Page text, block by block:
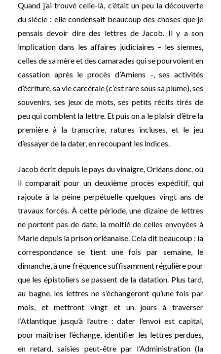
Quand j’ai trouvé celle-là, c’était un peu la découverte
du siècle : elle condensait beaucoup des choses que je
pensais devoir dire des lettres de Jacob. Il y a son
implication dans les affaires judiciaires – les siennes,
celles de sa mère et des camarades qui se pourvoient en
cassation après le procès d’Amiens –, ses activités
d’écriture, sa vie carcérale (c’est rare sous sa plume), ses
souvenirs, ses jeux de mots, ses petits récits tirés de
peu qui comblent la lettre. Et puis on a le plaisir d’être la
première à la transcrire, ratures incluses, et le jeu
d’essayer de la dater, en recoupant les indices.
Jacob écrit depuis le pays du vinaigre, Orléans donc, où
il comparaît pour un deuxième procès expéditif, qui
rajoute à la peine perpétuelle quelques vingt ans de
travaux forcés. À cette période, une dizaine de lettres
ne portent pas de date, la moitié de celles envoyées à
Marie depuis la prison orléanaise. Cela dit beaucoup : la
correspondance se tient une fois par semaine, le
dimanche, à une fréquence suffisamment régulière pour
que les épistoliers se passent de la datation. Plus tard,
au bagne, les lettres ne s’échangeront qu’une fois par
mois, et mettront vingt et un jours à traverser
l’Atlantique jusqu’à l’autre : dater l’envoi est capital,
pour maîtriser l’échange, identifier les lettres perdues,
en retard, saisies peut-être par l’Administration (la